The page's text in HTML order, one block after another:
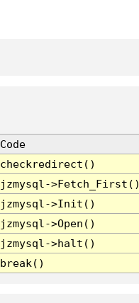
Code
checkredirect()
jzmysql-
jzmysql->Init()
jzmysql->Open()
jzmysql->halt()
break()